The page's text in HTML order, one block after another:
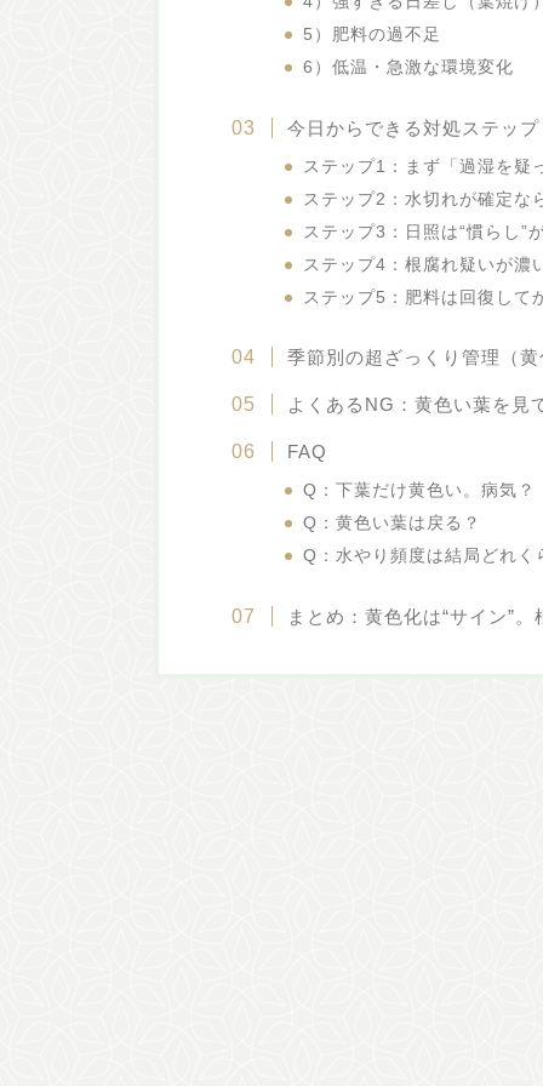
5）肥料の過不足
6）低温・急激な環境変化
今日からできる対処ステッ
ステップ1：まず「過湿を疑
ステップ2：水切れが確定な
ステップ3：日照は“慣らし”
ステップ4：根腐れ疑いが濃
ステップ5：肥料は回復して
季節別の超ざっくり管理（
よくあるNG：黄色い葉を見
FAQ
Q：下葉だけ黄色い。病気？
Q：黄色い葉は戻る？
Q：水やり頻度は結局どれく
まとめ：黄色化は“サイン”